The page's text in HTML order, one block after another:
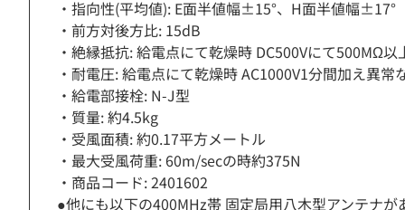
・指向性(平均値): E面半値幅±15°、H面半値幅±17°
・前方対後方比: 15dB
・絶縁抵抗: 給電点にて乾燥時 DC500Vにて500MΩ以
・耐電圧: 給電点にて乾燥時 AC1000V1分間加え異常
・給電部接栓: N-J型
・質量: 約4.5kg
・受風面積: 約0.17平方メートル
・最大受風荷重: 60m/secの時約375N
・商品コード: 2401602
●他にも以下の400MHz帯 固定局用八木型アンテナが